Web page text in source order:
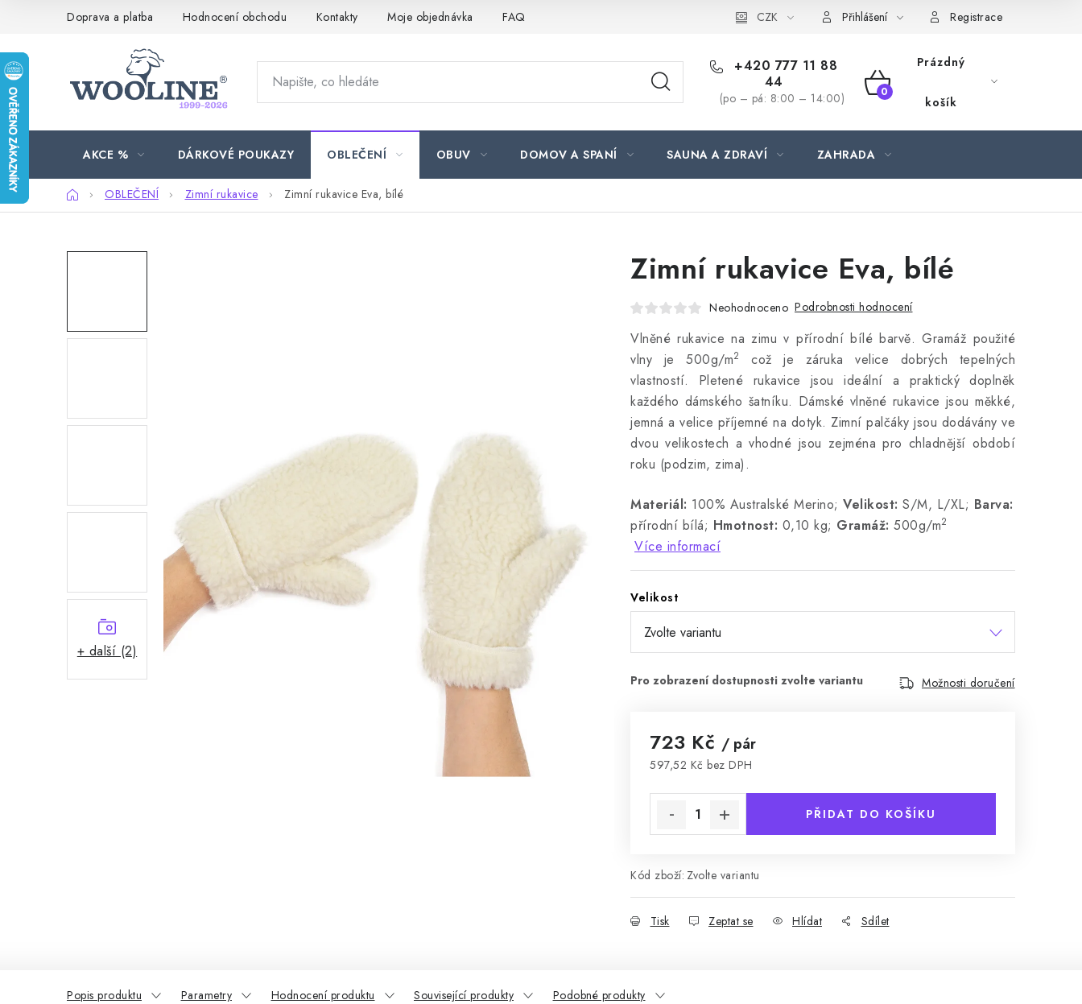
Doprava a platba Hodnocení obchodu Kontakty Moje objednávka FAQ CZK Přihlášení Registrace
+420 777 11 88
44
(po – pá: 8:00 – 14:00)
NÁKUPNÍ
Prázdný
košík
AKCE % DÁRKOVÉ POUKAZY OBLEČENÍ OBUV DOMOV A SPANÍ SAUNA A ZDRAVÍ ZAHRADA
DomůOBLEČENÍ Zimní rukavice Zimní rukavice Eva, bílé
+ další (2)
Zimní rukavice Eva, bílé
Neohodnoceno Podrobnosti hodnocení
Vlněné rukavice na zimu v přírodní bílé barvě. Gramáž použité
vlny je 500g/m2
což je záruka velice dobrých tepelných
vlastností. Pletené rukavice jsou ideální a praktický doplněk
každého dámského šatníku. Dámské vlněné rukavice jsou měkké,
jemná a velice příjemné na dotyk. Zimní palčáky jsou dodávány ve
dvou velikostech a vhodné jsou zejména pro chladnější období
roku (podzim, zima).
Materiál: 100% Australské Merino; Velikost: S/M, L/XL; Barva:
přírodní bílá; Hmotnost: 0,10 kg; Gramáž: 500g/m2
Více informací
Velikost
Možnosti doručení
723 Kč / pár
597,52 Kč bez DPH
PŘIDAT DO KOŠÍKU
Kód zboží: Zvolte variantu
Tisk Zeptat se Hlídat Sdílet
Popis produktu Parametry Hodnocení produktu Související produkty Podobné produkty